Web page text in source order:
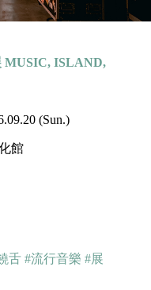
MUSIC, ISLAND,
(Sun.)
館
舌 #流行音樂 #展